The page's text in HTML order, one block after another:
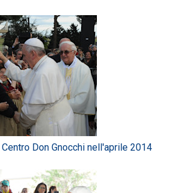
Don Gnocchi nell'aprile 2014